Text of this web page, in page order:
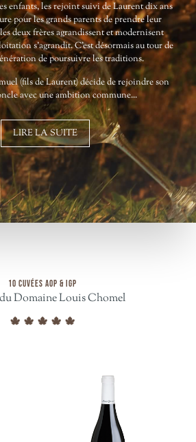
enfants, les rejoint suivi de Laurent dix ans
pour les grands parents de prendre leur
deux frères agrandissent et modernisent
s’agrandit. C’est désormais au tour de
de poursuivre les traditions.
(fils de Laurent) décide de rejoindre son
avec une ambition commune...
LIRE LA SUITE
10 CUVÉES AOP & IGP
Domaine Louis Chomel